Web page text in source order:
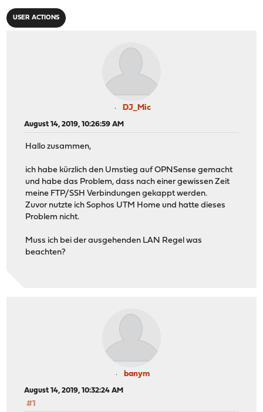
USER ACTIONS
DJ_Mic
August 14, 2019, 10:26:59 AM
Hallo zusammen,
ich habe kürzlich den Umstieg auf OPNSense gemacht
und habe das Problem, dass nach einer gewissen Zeit
meine FTP/SSH Verbindungen gekappt werden.
Zuvor nutzte ich Sophos UTM Home und hatte dieses
Problem nicht.
Muss ich bei der ausgehenden LAN Regel was
beachten?
banym
August 14, 2019, 10:32:24 AM
#1